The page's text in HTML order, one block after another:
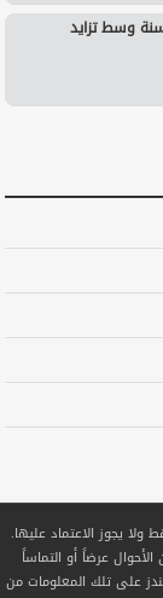
وسط تزايد
يجوز الاعتماد عليها.
عرضاً أو التماساً
على تلك المعلومات من